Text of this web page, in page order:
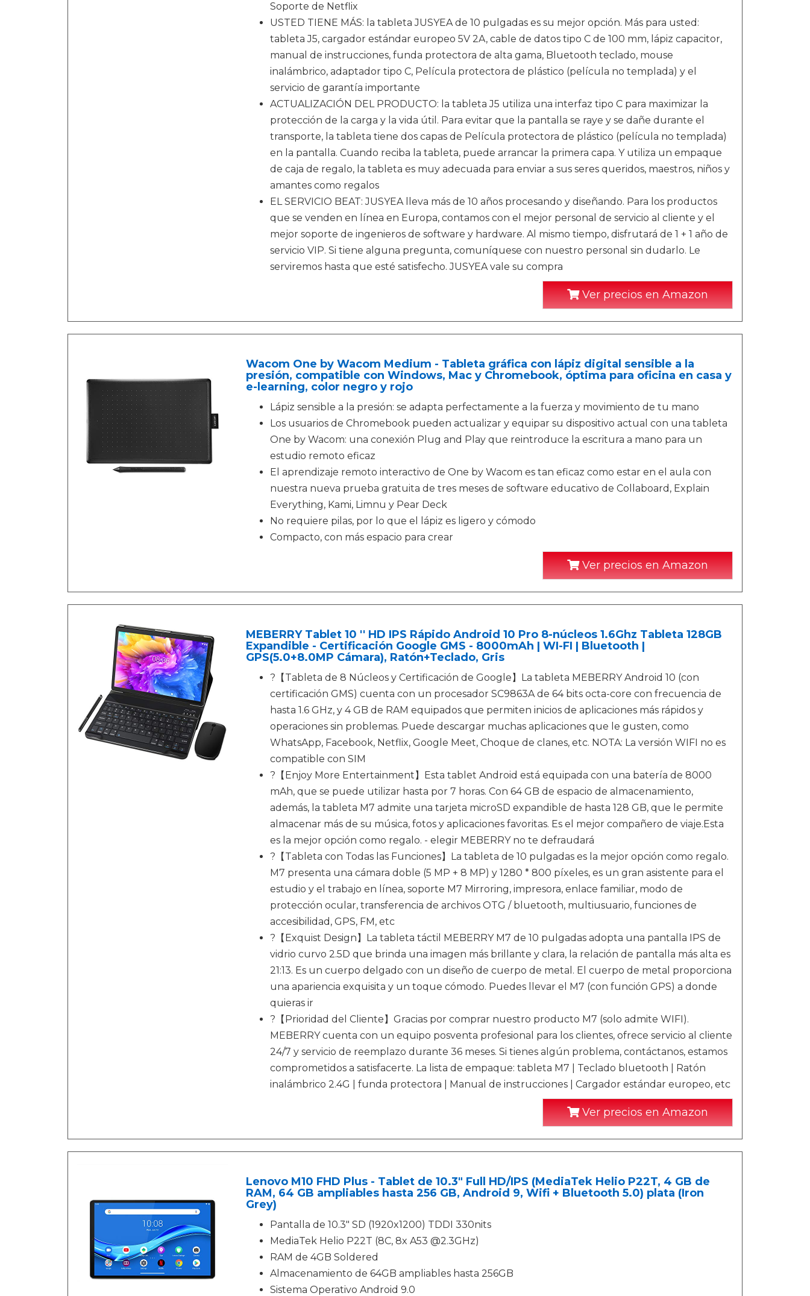
Soporte de Netflix
USTED TIENE MÁS: la tableta JUSYEA de 10 pulgadas es su mejor opción. Más para usted:
tableta J5, cargador estándar europeo 5V 2A, cable de datos tipo C de 100 mm, lápiz capacitor,
manual de instrucciones, funda protectora de alta gama, Bluetooth teclado, mouse
inalámbrico, adaptador tipo C, Película protectora de plástico (película no templada) y el
servicio de garantía importante
ACTUALIZACIÓN DEL PRODUCTO: la tableta J5 utiliza una interfaz tipo C para maximizar la
protección de la carga y la vida útil. Para evitar que la pantalla se raye y se dañe durante el
transporte, la tableta tiene dos capas de Película protectora de plástico (película no templada)
en la pantalla. Cuando reciba la tableta, puede arrancar la primera capa. Y utiliza un empaque
de caja de regalo, la tableta es muy adecuada para enviar a sus seres queridos, maestros, niños y
amantes como regalos
EL SERVICIO BEAT: JUSYEA lleva más de 10 años procesando y diseñando. Para los productos
que se venden en línea en Europa, contamos con el mejor personal de servicio al cliente y el
mejor soporte de ingenieros de software y hardware. Al mismo tiempo, disfrutará de 1 + 1 año de
servicio VIP. Si tiene alguna pregunta, comuníquese con nuestro personal sin dudarlo. Le
serviremos hasta que esté satisfecho. JUSYEA vale su compra
Ver precios en Amazon
Wacom One by Wacom Medium - Tableta gráfica con lápiz digital sensible a la
presión, compatible con Windows, Mac y Chromebook, óptima para oficina en casa y
e-learning, color negro y rojo
Lápiz sensible a la presión: se adapta perfectamente a la fuerza y movimiento de tu mano
Los usuarios de Chromebook pueden actualizar y equipar su dispositivo actual con una tableta
One by Wacom: una conexión Plug and Play que reintroduce la escritura a mano para un
estudio remoto eficaz
El aprendizaje remoto interactivo de One by Wacom es tan eficaz como estar en el aula con
nuestra nueva prueba gratuita de tres meses de software educativo de Collaboard, Explain
Everything, Kami, Limnu y Pear Deck
No requiere pilas, por lo que el lápiz es ligero y cómodo
Compacto, con más espacio para crear
Ver precios en Amazon
MEBERRY Tablet 10 '' HD IPS Rápido Android 10 Pro 8-núcleos 1.6Ghz Tableta 128GB
Expandible - Certificación Google GMS - 8000mAh | WI-FI | Bluetooth |
GPS(5.0+8.0MP Cámara), Ratón+Teclado, Gris
?【Tableta de 8 Núcleos y Certificación de Google】La tableta MEBERRY Android 10 (con
certificación GMS) cuenta con un procesador SC9863A de 64 bits octa-core con frecuencia de
hasta 1.6 GHz, y 4 GB de RAM equipados que permiten inicios de aplicaciones más rápidos y
operaciones sin problemas. Puede descargar muchas aplicaciones que le gusten, como
WhatsApp, Facebook, Netflix, Google Meet, Choque de clanes, etc. NOTA: La versión WIFI no es
compatible con SIM
?【Enjoy More Entertainment】Esta tablet Android está equipada con una batería de 8000
mAh, que se puede utilizar hasta por 7 horas. Con 64 GB de espacio de almacenamiento,
además, la tableta M7 admite una tarjeta microSD expandible de hasta 128 GB, que le permite
almacenar más de su música, fotos y aplicaciones favoritas. Es el mejor compañero de viaje.Esta
es la mejor opción como regalo. - elegir MEBERRY no te defraudará
?【Tableta con Todas las Funciones】La tableta de 10 pulgadas es la mejor opción como regalo.
M7 presenta una cámara doble (5 MP + 8 MP) y 1280 * 800 píxeles, es un gran asistente para el
estudio y el trabajo en línea, soporte M7 Mirroring, impresora, enlace familiar, modo de
protección ocular, transferencia de archivos OTG / bluetooth, multiusuario, funciones de
accesibilidad, GPS, FM, etc
?【Exquist Design】La tableta táctil MEBERRY M7 de 10 pulgadas adopta una pantalla IPS de
vidrio curvo 2.5D que brinda una imagen más brillante y clara, la relación de pantalla más alta es
21:13. Es un cuerpo delgado con un diseño de cuerpo de metal. El cuerpo de metal proporciona
una apariencia exquisita y un toque cómodo. Puedes llevar el M7 (con función GPS) a donde
quieras ir
?【Prioridad del Cliente】Gracias por comprar nuestro producto M7 (solo admite WIFI).
MEBERRY cuenta con un equipo posventa profesional para los clientes, ofrece servicio al cliente
24/7 y servicio de reemplazo durante 36 meses. Si tienes algún problema, contáctanos, estamos
comprometidos a satisfacerte. La lista de empaque: tableta M7 | Teclado bluetooth | Ratón
inalámbrico 2.4G | funda protectora | Manual de instrucciones | Cargador estándar europeo, etc
Ver precios en Amazon
Lenovo M10 FHD Plus - Tablet de 10.3" Full HD/IPS (MediaTek Helio P22T, 4 GB de
RAM, 64 GB ampliables hasta 256 GB, Android 9, Wifi + Bluetooth 5.0) plata (Iron
Grey)
Pantalla de 10.3" SD (1920x1200) TDDI 330nits
MediaTek Helio P22T (8C, 8x A53 @2.3GHz)
RAM de 4GB Soldered
Almacenamiento de 64GB ampliables hasta 256GB
Sistema Operativo Android 9.0